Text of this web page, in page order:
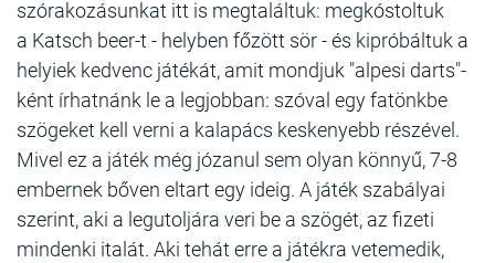
szórakozásunkat itt is megtaláltuk: megkóstoltuk
a Katsch beer-t - helyben főzött sör - és kipróbáltuk a
helyiek kedvenc játékát, amit mondjuk "alpesi darts"-
ként írhatnánk le a legjobban: szóval egy fatönkbe
szögeket kell verni a kalapács keskenyebb részével.
Mivel ez a játék még józanul sem olyan könnyű, 7-8
embernek bőven eltart egy ideig. A játék szabályai
szerint, aki a legutoljára veri be a szögét, az fizeti
mindenki italát. Aki tehát erre a játékra vetemedik,